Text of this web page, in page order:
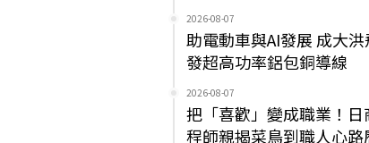
2026-08-07
助電動車與AI發展 成大
發超高功率鋁包銅導線
2026-08-07
把「喜歡」變成職業！
程師親揭菜鳥到職人心路